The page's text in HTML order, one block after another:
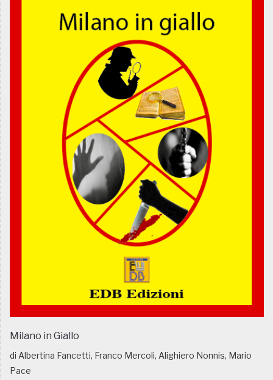
Milano in Giallo
di Albertina Fancetti, Franco Mercoli, Alighiero Nonnis, Mario
Pace